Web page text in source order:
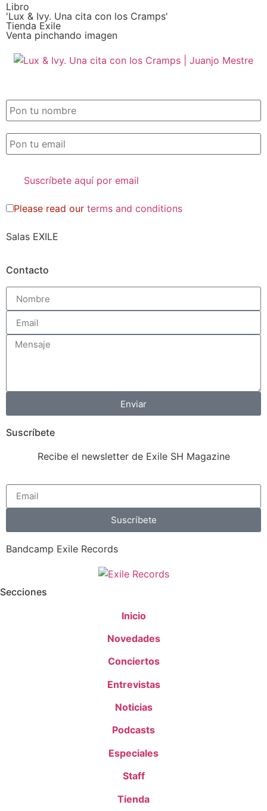
Libro
'Lux & Ivy. Una cita con los Cramps'
Tienda Exile
Venta pinchando imagen
Please read our terms and conditions
Salas EXILE
Contacto
Enviar
Suscríbete
Recibe el newsletter de Exile SH Magazine
Suscríbete
Bandcamp Exile Records
Secciones
Inicio
Novedades
Conciertos
Entrevistas
Noticias
Podcasts
Especiales
Staff
Tienda